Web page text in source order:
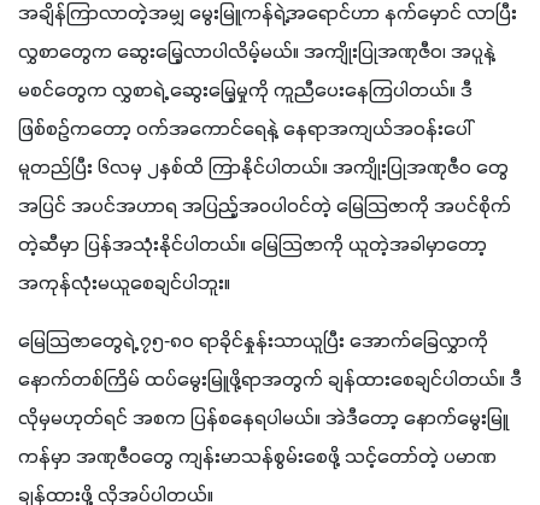
အချိန်ကြာလာတဲ့အမျှ မွေးမြူကန်ရဲ့အရောင်ဟာ နက်မှောင် လာပြီး
လွှစာတွေက ဆွေးမြေ့လာပါလိမ့်မယ်။ အကျိုးပြုအဏုဇီဝ၊ အပူနဲ့
မစင်တွေက လွှစာရဲ့ ဆွေးမြေ့မှုကို ကူညီပေးနေကြပါတယ်။ ဒီ
ဖြစ်စဉ်ကတော့ ဝက်အကောင်ရေနဲ့ နေရာအကျယ်အဝန်းပေါ်
မူတည်ပြီး ၆လမှ ၂နှစ်ထိ ကြာနိုင်ပါတယ်။ အကျိုးပြုအဏုဇီဝ တွေ
အပြင် အပင်အဟာရ အပြည့်အဝပါဝင်တဲ့ မြေသြဇာကို အပင်စိုက်
တဲ့ဆီမှာ ပြန်အသုံးနိုင်ပါတယ်။ မြေသြဇာကို ယူတဲ့အခါမှာတော့
အကုန်လုံးမယူစေချင်ပါဘူး။
မြေသြဇာတွေရဲ့ ၇၅-၈၀ ရာခိုင်နှုန်းသာယူပြီး အောက်ခြေလွှာကို
နောက်တစ်ကြိမ် ထပ်မွေးမြူဖို့ရာအတွက် ချန်ထားစေချင်ပါတယ်။ ဒီ
လိုမှမဟုတ်ရင် အစက ပြန်စနေရပါမယ်။ အဲဒီတော့ နောက်မွေးမြူ
ကန်မှာ အဏုဇီဝတွေ ကျန်းမာသန်စွမ်းစေဖို့ သင့်တော်တဲ့ ပမာဏ
ချန်ထားဖို့ လိုအပ်ပါတယ်။